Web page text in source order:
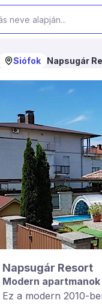
Siófok Napsugár
Napsugár Resort
Modern apartmanok
Ez a modern 2010-